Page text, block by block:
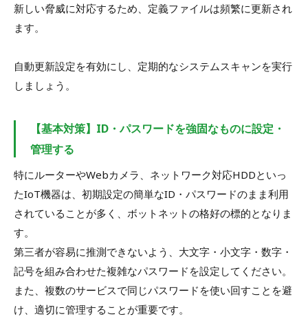
新しい脅威に対応するため、定義ファイルは頻繁に更新され
ます。
自動更新設定を有効にし、定期的なシステムスキャンを実行
しましょう。
【基本対策】ID・パスワードを強固なものに設定・
管理する
特にルーターやWebカメラ、ネットワーク対応HDDといっ
たIoT機器は、初期設定の簡単なID・パスワードのまま利用
されていることが多く、ボットネットの格好の標的となりま
す。
第三者が容易に推測できないよう、大文字・小文字・数字・
記号を組み合わせた複雑なパスワードを設定してください。
また、複数のサービスで同じパスワードを使い回すことを避
け、適切に管理することが重要です。